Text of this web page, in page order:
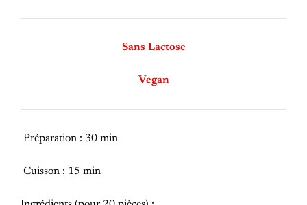
Sans Lactose
Vegan
Préparation : 30 min
Cuisson : 15 min